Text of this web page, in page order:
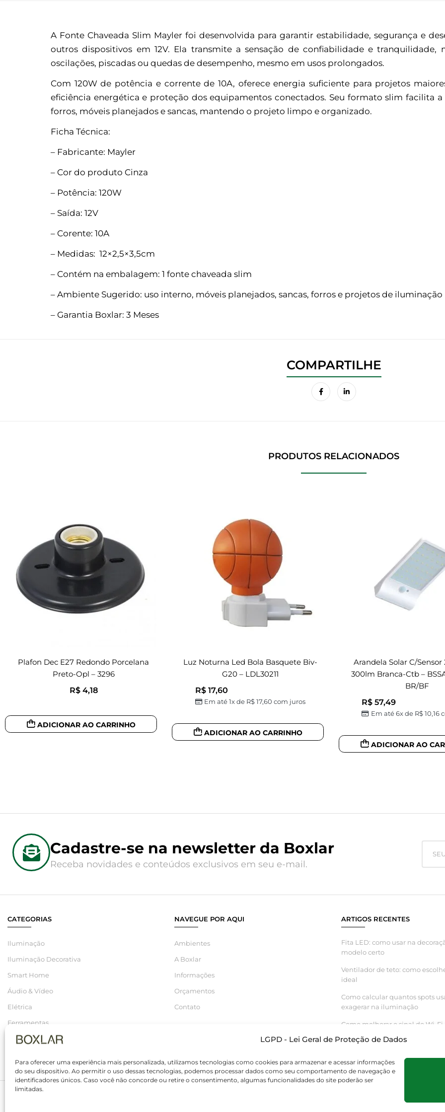
LGPD - Lei Geral de Proteção de Dados
Para oferecer uma experiência mais personalizada, utilizamos tecnologias como cookies para armazenar e acessar informações
do seu dispositivo. Ao permitir o uso dessas tecnologias, podemos processar dados como seu comportamento de navegação e
identificadores únicos. Caso você não concorde ou retire o consentimento, algumas funcionalidades do site poderão ser
limitadas.
A Fonte Chaveada Slim Mayler foi desenvolvida para garantir estabilidade, segurança e
outros dispositivos em 12V. Ela transmite a sensação de confiabilidade e
oscilações, piscadas ou quedas de desempenho, mesmo em usos prolongados.
Com 120W de potência e corrente de 10A, oferece energia suficiente para projetos
eficiência energética e proteção dos equipamentos conectados. Seu formato slim facilita
forros, móveis planejados e sancas, mantendo o projeto limpo e organizado.
Ficha Técnica:
– Fabricante: Mayler
– Cor do produto Cinza
– Potência: 120W
– Saída: 12V
– Corente: 10A
– Medidas: 12×2,5×3,5cm
– Contém na embalagem: 1 fonte chaveada slim
– Ambiente Sugerido: uso interno, móveis planejados, sancas, forros e projetos de iluminação
– Garantia Boxlar: 3 Meses
PRODUTOS RELACIONADOS
Plafon Dec E27 Redondo Porcelana
Preto-Opl – 3296
R$4,18
ADICIONAR AO CARRINHO
Luz Noturna Led Bola Basquete Biv-
G20 – LDL30211
R$17,60
Em até 1x de R$17,60 com juros
ADICIONAR AO CARRINHO
Arandela Solar C/
300lm Branca-Ctb –
BR/BF
R$ 57,49
Em até 6x de R$10,16
ADICIONAR AO
Cadastre-se na newsletter da Boxlar
Receba novidades e conteúdos exclusivos em seu e-mail.
CATEGORIAS
Iluminação
Iluminação Decorativa
Smart Home
Áudio & Vídeo
Elétrica
Ferramentas
Hidráulica
NAVEGUE POR AQUI
Ambientes
A Boxlar
Informações
Orçamentos
Contato
ARTIGOS RECENTES
Fita LED: como usar na
modelo certo
Ventilador de teto: como
ideal
Como calcular quantos spots
exagerar na iluminação
Como melhorar o sinal do Wi-Fi
inteligente funcionar melhor